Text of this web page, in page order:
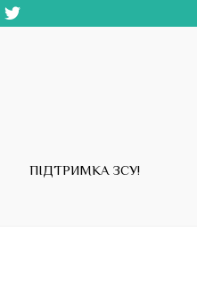
ПІДТРИМКА ЗСУ!